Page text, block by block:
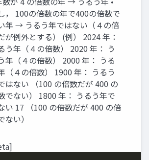
， 100の倍数の年で400の倍数で
年 → うるう年ではない（４の倍
が例外とする） (例） 2024 年：
う年（４の倍数） 2020 年： う
年（４の倍数） 2000 年： うる
（４の倍数） 1900 年： うるう
はない （100 の倍数だが 400 の
でない） 1800 年： うるう年で
い 17 （100 の倍数だが 400 の倍
ない）